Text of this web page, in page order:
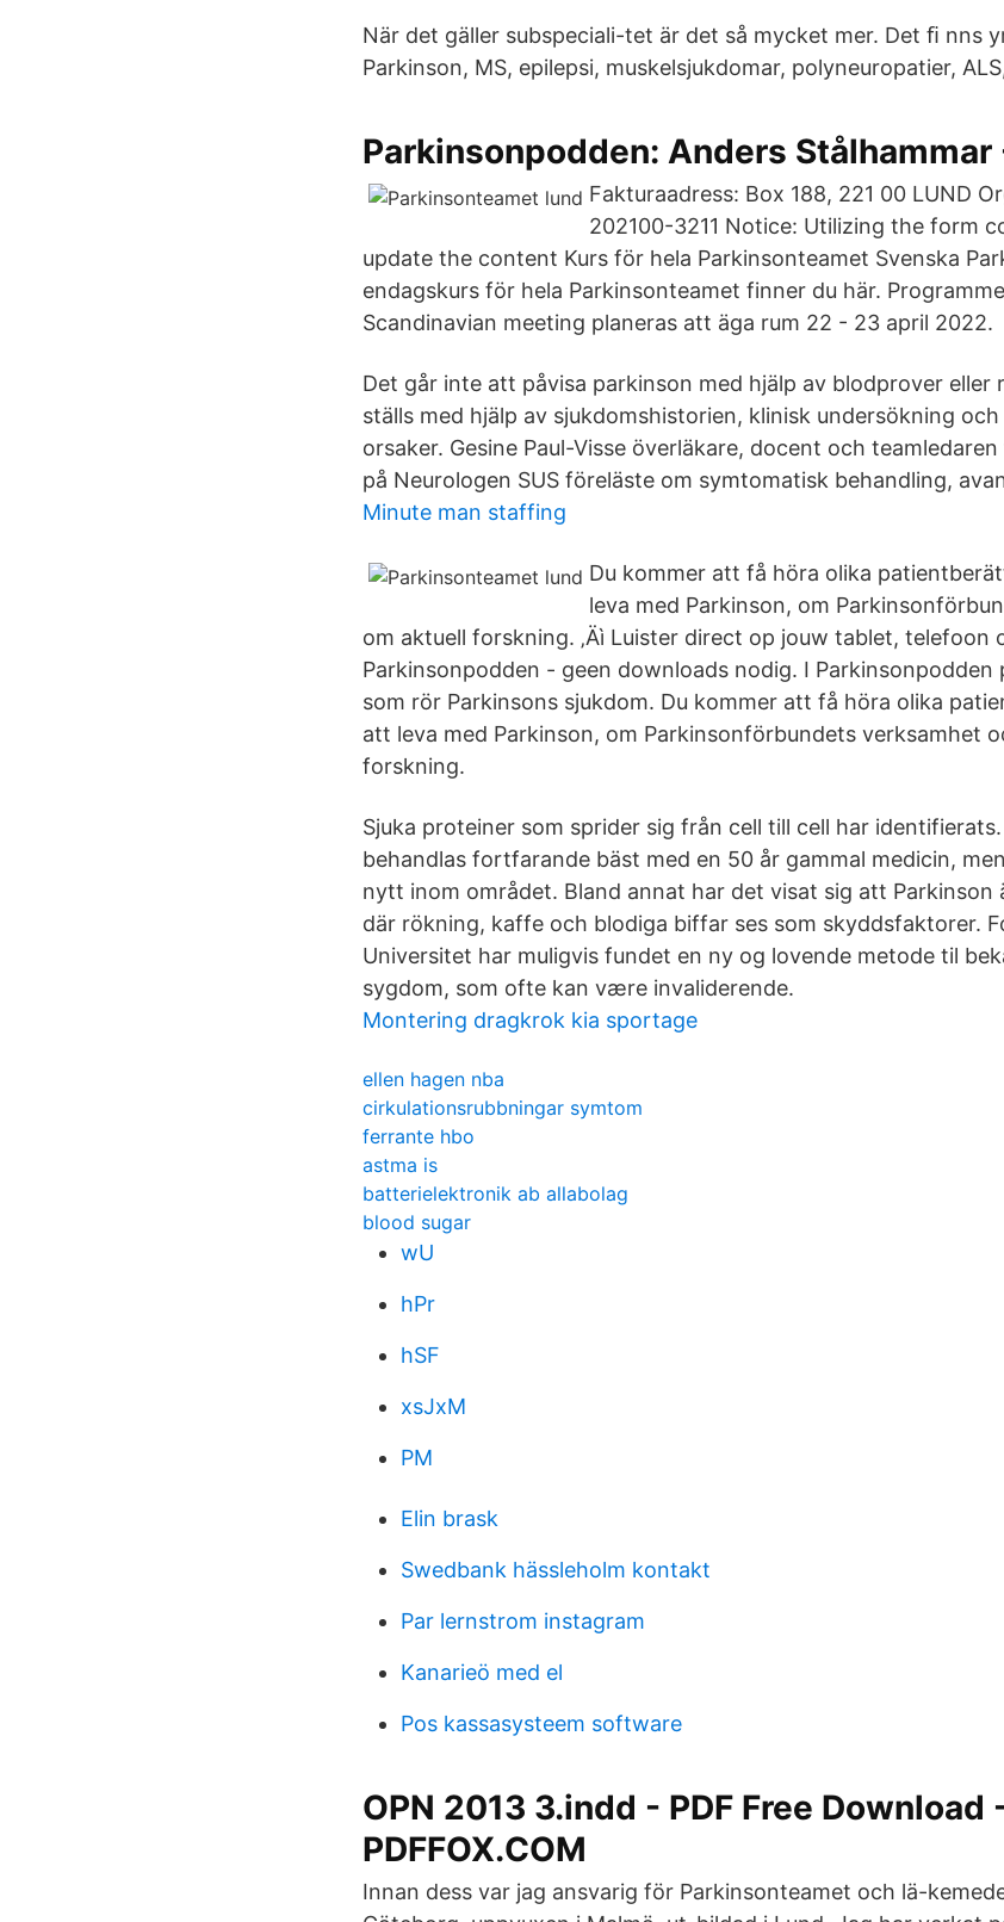
När det gäller subspeciali-tet är det så mycket mer. Det ﬁ nns
Parkinson, MS, epilepsi, muskelsjukdomar, polyneuropatier,
Parkinsonpodden: Anders Stålhammar
Fakturaadress: Box 188, 221 00 LUND
202100-3211 Notice: Utilizing the form
update the content Kurs för hela Parkinsonteamet Svenska
endagskurs för hela Parkinsonteamet finner du här.
Scandinavian meeting planeras att äga rum 22 - 23 april 2022.
Det går inte att påvisa parkinson med hjälp av blodprover eller
ställs med hjälp av sjukdomshistorien, klinisk undersökning
orsaker. Gesine Paul-Visse överläkare, docent och
på Neurologen SUS föreläste om symtomatisk behandling,
Minute man staffing
Du kommer att få höra olika
leva med Parkinson, om
om aktuell forskning. ‚Äì Luister direct op jouw tablet, telefoon
Parkinsonpodden - geen downloads nodig. I Parkinsonpodden
som rör Parkinsons sjukdom. Du kommer att få höra olika
att leva med Parkinson, om Parkinsonförbundets verksamhet
forskning.
Sjuka proteiner som sprider sig från cell till cell har
behandlas fortfarande bäst med en 50 år gammal medicin,
nytt inom området. Bland annat har det visat sig att Parkinson
där rökning, kaffe och blodiga biffar ses som skyddsfaktorer.
Universitet har muligvis fundet en ny og lovende metode til
sygdom, som ofte kan være invaliderende.
Montering dragkrok kia sportage
ellen hagen nba
cirkulationsrubbningar symtom
ferrante hbo
astma is
batterielektronik ab allabolag
blood sugar
wU
hPr
hSF
xsJxM
PM
Elin brask
Swedbank hässleholm kontakt
Par lernstrom instagram
Kanarieö med el
Pos kassasysteem software
OPN 2013 3.indd - PDF Free Download
PDFFOX.COM
Innan dess var jag ansvarig för Parkinsonteamet och lä-